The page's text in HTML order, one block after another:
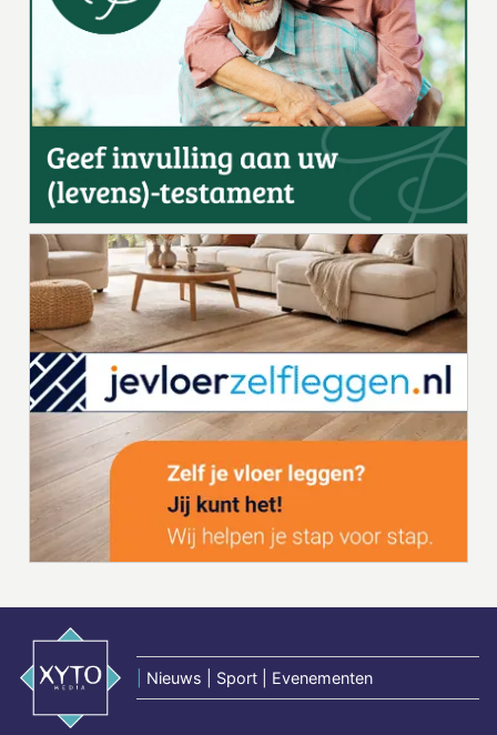
Nieuws | Sport | Evenementen